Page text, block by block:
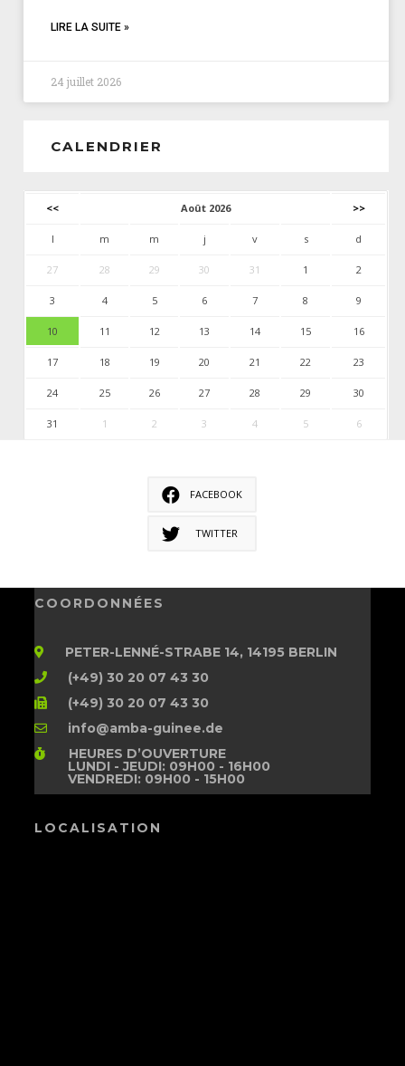
LIRE LA SUITE »
24 juillet 2026
CALENDRIER
<< Août 2026 >>
l m m j v s d
27 28 29 30 31 1 2
3 4 5 6 7 8 9
10 11 12 13 14 15 16
17 18 19 20 21 22 23
24 25 26 27 28 29 30
31 1 2 3 4 5 6
FACEBOOK
TWITTER
COORDONNÉES
PETER-LENNÉ-STRABE 14, 14195 BERLIN
(+49) 30 20 07 43 30
(+49) 30 20 07 43 30
info@amba-guinee.de
HEURES D’OUVERTURE
LUNDI - JEUDI: 09H00 - 16H00
VENDREDI: 09H00 - 15H00
LOCALISATION